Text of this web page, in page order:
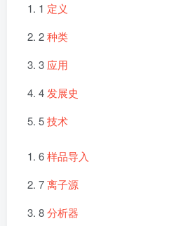
1 定义
2种类
3 应用
4 发展史
5技术
6样品导入
7离子源
8分析器